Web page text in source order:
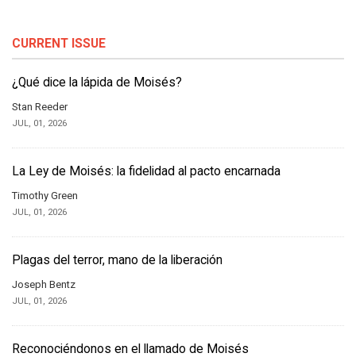
CURRENT ISSUE
¿Qué dice la lápida de Moisés?
Stan Reeder
JUL, 01, 2026
La Ley de Moisés: la fidelidad al pacto encarnada
Timothy Green
JUL, 01, 2026
Plagas del terror, mano de la liberación
Joseph Bentz
JUL, 01, 2026
Reconociéndonos en el llamado de Moisés